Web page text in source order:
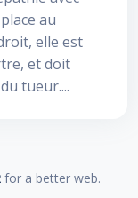
au
elle est
et doit
tueur....
for a better web.